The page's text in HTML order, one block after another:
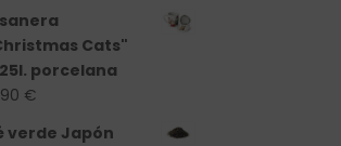
Cats"
porcelana
€
verde Japón